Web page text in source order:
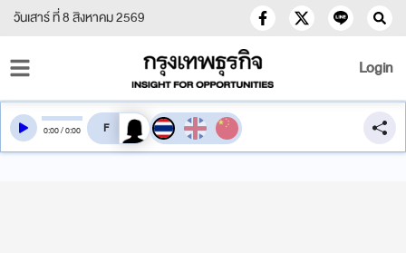
วันเสาร์ ที่ 8 สิงหาคม 2569
Login
0:00/0:00 สลับเสียงอ่าน